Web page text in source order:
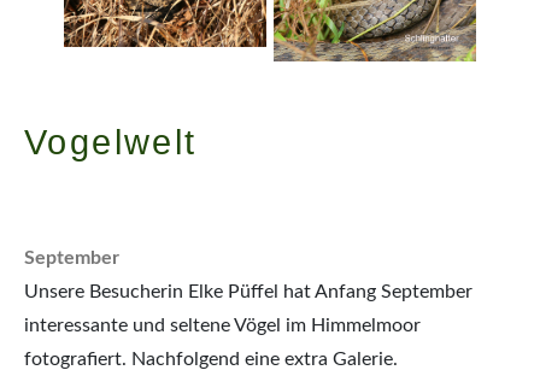
Vogelwelt
September
Unsere Besucherin Elke Püffel hat Anfang September
interessante und seltene Vögel im Himmelmoor
fotografiert. Nachfolgend eine extra Galerie.